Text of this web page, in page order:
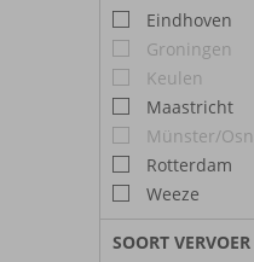
Eindhoven
Groningen
Keulen
Maastricht
Münster/
Rotterdam
Weeze
SOORT VERVOER